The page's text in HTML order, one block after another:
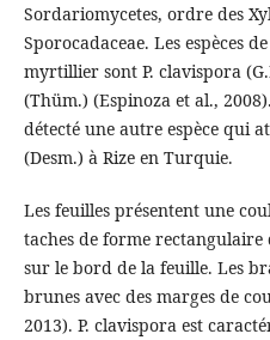
Sordariomycetes, ordre des
Sporocadaceae. Les espèces
myrtillier sont P. clavispora
(Thüm.) (Espinoza et al.,
détecté une autre espèce qui
(Desm.) à Rize en Turquie.
Les feuilles présentent une
taches de forme
sur le bord de la feuille. Les
brunes avec des marges de
2013). P. clavispora est